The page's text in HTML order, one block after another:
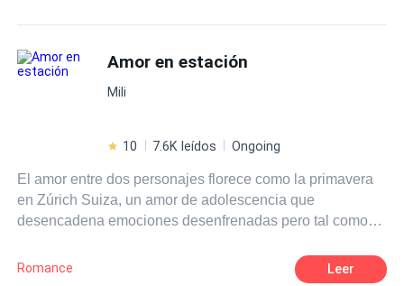
dominante y arrogante esposo millonario?
Romance oscuro
Matrimonio por Contrato
Amor en estación
Mili
10 7.6K leídos Ongoing
El amor entre dos personajes florece como la primavera
en Zúrich Suiza, un amor de adolescencia que
desencadena emociones desenfrenadas pero tal como
dolor y desesperación. Tras el abandono de Elliot, Ema
Romance Leer